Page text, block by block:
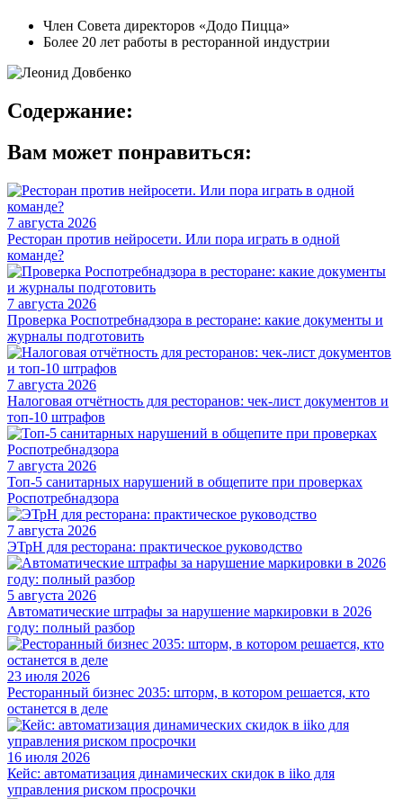
Член Совета директоров «Додо Пицца»
Более 20 лет работы в ресторанной индустрии
Содержание:
Вам может понравиться:
7 августа 2026
Ресторан против нейросети. Или пора играть в одной
команде?
7 августа 2026
Проверка Роспотребнадзора в ресторане: какие документы и
журналы подготовить
7 августа 2026
Налоговая отчётность для ресторанов: чек-лист документов и
топ-10 штрафов
7 августа 2026
Топ-5 санитарных нарушений в общепите при проверках
Роспотребнадзора
7 августа 2026
ЭТрН для ресторана: практическое руководство
5 августа 2026
Автоматические штрафы за нарушение маркировки в 2026
году: полный разбор
23 июля 2026
Ресторанный бизнес 2035: шторм, в котором решается, кто
останется в деле
16 июля 2026
Кейс: автоматизация динамических скидок в iiko для
управления риском просрочки